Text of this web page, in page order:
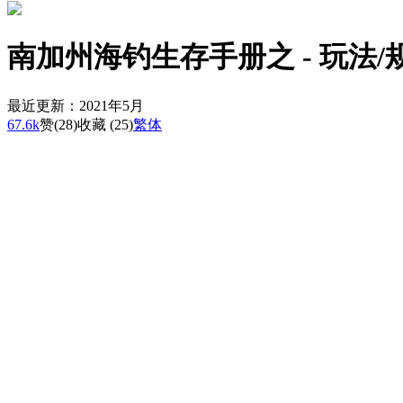
南加州海钓生存手册之 - 玩法/
最近更新：2021年5月
67.6k赞(28)收藏 (25)繁体